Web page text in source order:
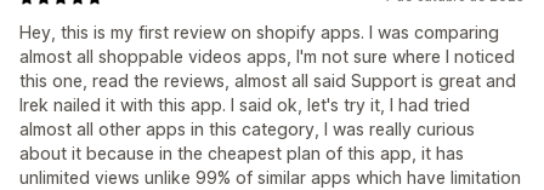
Hey, this is my first review on shopify apps. I was comparing
almost all shoppable videos apps, I'm not sure where I noticed
this one, read the reviews, almost all said Support is great and
Irek nailed it with this app. I said ok, let's try it, I had tried
almost all other apps in this category, I was really curious
about it because in the cheapest plan of this app, it has
unlimited views unlike 99% of similar apps which have limitation